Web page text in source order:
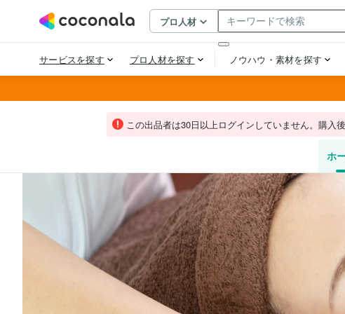
この出品者は30日以上ログインしていません。購入
ホ